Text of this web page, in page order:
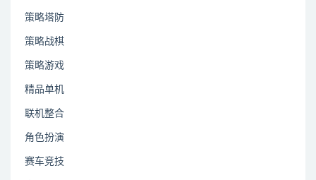
策略塔防
策略战棋
策略游戏
精品单机
联机整合
角色扮演
赛车竞技